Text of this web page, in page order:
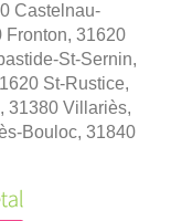
Castelnau-
Fronton, 31620
St-Sernin,
St-Rustice,
31380 Villariès,
Bouloc, 31840